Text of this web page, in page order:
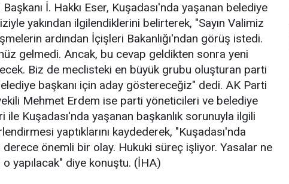
Başkanı İ. Hakkı Eser, Kuşadası'nda yaşanan belediye
yakından ilgilendiklerini belirterek, "Sayın Valimiz
ardından İçişleri Bakanlığı'ndan görüş istedi.
gelmedi. Ancak, bu cevap geldikten sonra yeni
Biz de meclisteki en büyük grubu oluşturan parti
başkanı için aday göstereceğiz" dedi. AK Parti
Mehmet Erdem ise parti yöneticileri ve belediye
ile Kuşadası'nda yaşanan başkanlık sorunuyla ilgili
yaptıklarını kaydederek, "Kuşadası'nda
önemli bir olay. Hukuki süreç işliyor. Yasalar ne
yapılacak" diye konuştu. (İHA)